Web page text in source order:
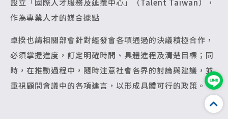
設立「國際人才服務及延攬中心」（Talent Taiwan），
作為專業人才的媒合據點
卓揆也請相關部會針對經發會各項通過的決議積極合作，
必須掌握進度，訂定明確時間、具體進程及清楚目標；同
時，在推動過程中，隨時注意社會各界的討論與建議，並
重視顧問會議中的各項建言，以形成具體可行的政策。